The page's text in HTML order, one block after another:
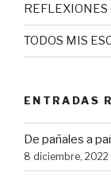
REFLEXIONES
TODOS MIS
ENTRADAS
De pañales a
8 diciembre, 2022